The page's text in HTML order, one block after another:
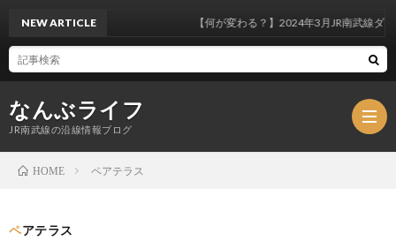
なんぶライフ
JR南武線の沿線情報ブログ
NEW ARTICLE 【何が変わる？】2024年3月JR南武線ダイ
HOME ペアテラス
ペアテラス